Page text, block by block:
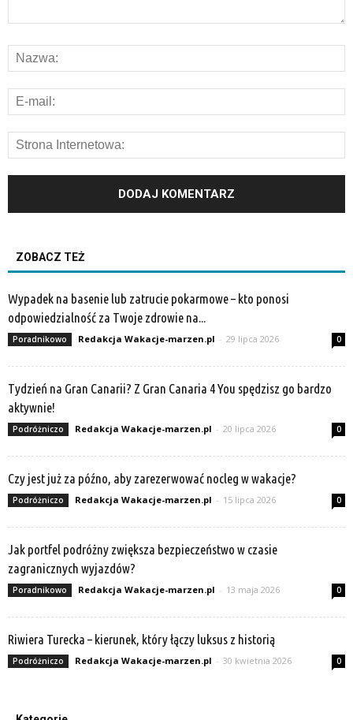
ZOBACZ TEŻ
Wypadek na basenie lub zatrucie pokarmowe – kto ponosi
odpowiedzialność za Twoje zdrowie na...
Poradnikowo Redakcja Wakacje-marzen.pl - 29 lipca 2026 0
Tydzień na Gran Canarii? Z Gran Canaria 4 You spędzisz go bardzo
aktywnie!
Podróżniczo Redakcja Wakacje-marzen.pl - 20 lipca 2026 0
Czy jest już za późno, aby zarezerwować nocleg w wakacje?
Podróżniczo Redakcja Wakacje-marzen.pl - 15 lipca 2026 0
Jak portfel podróżny zwiększa bezpieczeństwo w czasie
zagranicznych wyjazdów?
Poradnikowo Redakcja Wakacje-marzen.pl - 13 maja 2026 0
Riwiera Turecka – kierunek, który łączy luksus z historią
Podróżniczo Redakcja Wakacje-marzen.pl - 30 kwietnia 2026 0